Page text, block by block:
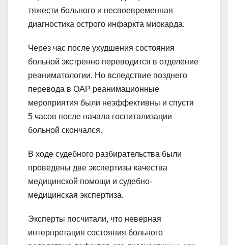
тяжести больного и несвоевременная
диагностика острого инфаркта миокарда.
Через час после ухудшения состояния
больной экстренно переводится в отделение
реаниматологии. Но вследствие позднего
перевода в ОАР реанимационные
мероприятия были неэффективны и спустя
5 часов после начала госпитализации
больной скончался.
В ходе судебного разбирательства были
проведены две экспертизы качества
медицинской помощи и судебно-
медицинская экспертиза.
Эксперты посчитали, что неверная
интерпретация состояния больного